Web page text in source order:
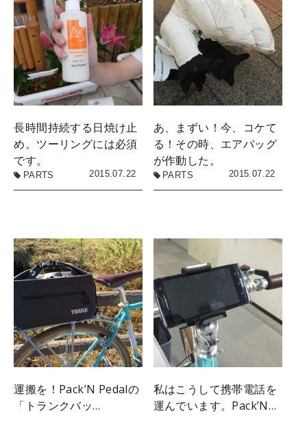
長時間持続する日焼け止
め。ツーリングには必須
です。
PARTS 2015.07.22
あ、まずい！今、コケて
る！その時、エアバッグ
が作動した。
PARTS 2015.07.22
運搬を！Pack’N Pedalの
「トランクバッ…
私はこうして携帯電話を
運んでいます。Pack’N…